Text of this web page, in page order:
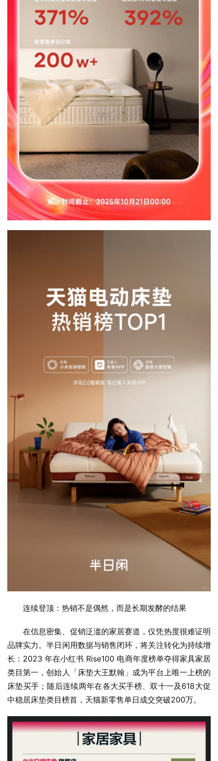
连续登顶：热销不是偶然，而是长期发酵的结果
在信息密集、促销泛滥的家居赛道，仅凭热度很难证明
品牌实力。半日闲用数据与销售闭环，将关注转化为持续增
长：2023 年在小红书 Rise100 电商年度榜单夺得家具家居
类目第一，创始人「床垫大王默翰」成为平台上唯一上榜的
床垫买手；随后连续两年在各大买手榜、双十一及618大促
中稳居床垫类目榜首，天猫新零售单日成交突破200万。